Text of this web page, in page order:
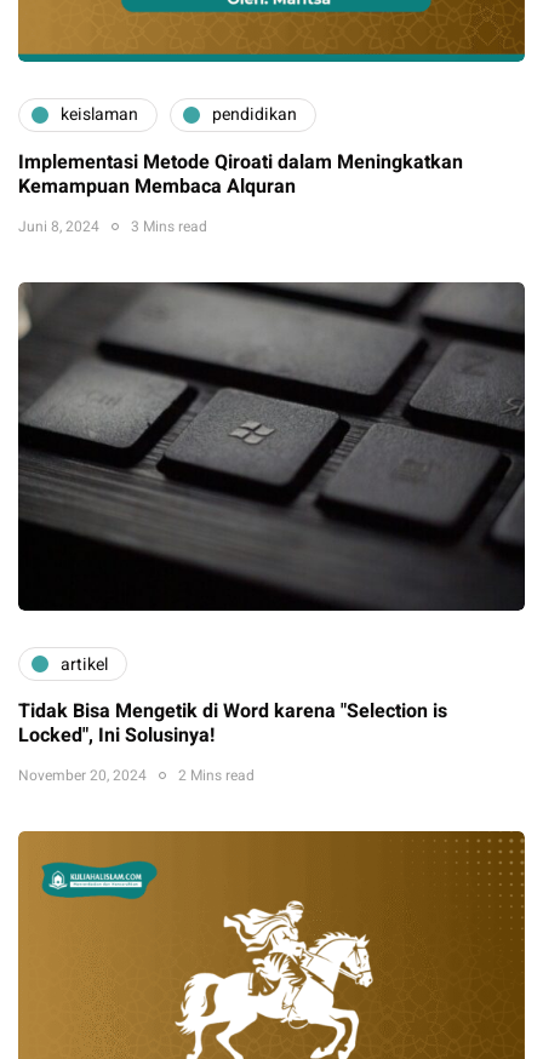
keislaman pendidikan
Implementasi Metode Qiroati dalam Meningkatkan
Kemampuan Membaca Alquran
Juni 8, 2024 3 Mins read
artikel
Tidak Bisa Mengetik di Word karena "Selection is
Locked", Ini Solusinya!
November 20, 2024 2 Mins read